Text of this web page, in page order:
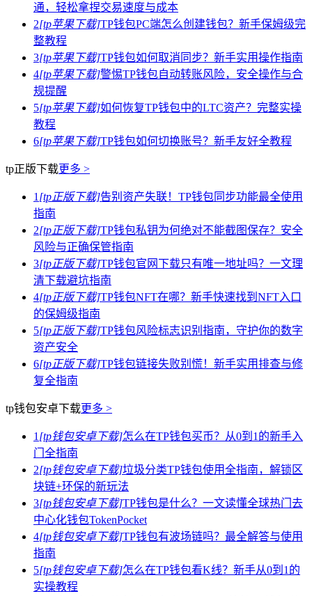
通，轻松拿捏交易速度与成本
2[tp苹果下载]TP钱包PC端怎么创建钱包？新手保姆级完
整教程
3[tp苹果下载]TP钱包如何取消同步？新手实用操作指南
4[tp苹果下载]警惕TP钱包自动转账风险，安全操作与合
规提醒
5[tp苹果下载]如何恢复TP钱包中的LTC资产？完整实操
教程
6[tp苹果下载]TP钱包如何切换账号？新手友好全教程
tp正版下载更多 >
1 [tp正版下载]告别资产失联！TP钱包同步功能最全使用
指南
2[tp正版下载]TP钱包私钥为何绝对不能截图保存？安全
风险与正确保管指南
3[tp正版下载]TP钱包官网下载只有唯一地址吗？一文理
清下载避坑指南
4[tp正版下载]TP钱包NFT在哪？新手快速找到NFT入口
的保姆级指南
5[tp正版下载]TP钱包风险标志识别指南，守护你的数字
资产安全
6[tp正版下载]TP钱包链接失败别慌！新手实用排查与修
复全指南
tp钱包安卓下载更多 >
1 [tp钱包安卓下载]怎么在TP钱包买币？从0到1的新手入
门全指南
2[tp钱包安卓下载]垃圾分类TP钱包使用全指南，解锁区
块链+环保的新玩法
3[tp钱包安卓下载]TP钱包是什么？一文读懂全球热门去
中心化钱包TokenPocket
4[tp钱包安卓下载]TP钱包有波场链吗？最全解答与使用
指南
5[tp钱包安卓下载]怎么在TP钱包看K线？新手从0到1的
实操教程